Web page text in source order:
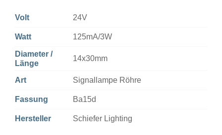
Volt 24V
Watt 125mA/3W
Diameter /
Länge
14x30mm
Art Signallampe Röhre
Fassung Ba15d
Hersteller Schiefer Lighting